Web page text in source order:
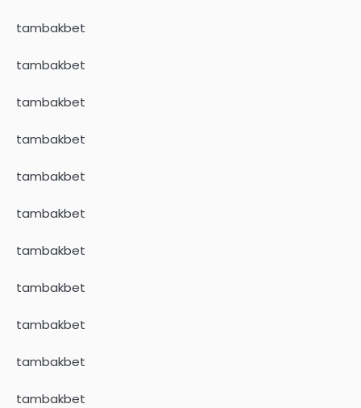
tambakbet
tambakbet
tambakbet
tambakbet
tambakbet
tambakbet
tambakbet
tambakbet
tambakbet
tambakbet
tambakbet